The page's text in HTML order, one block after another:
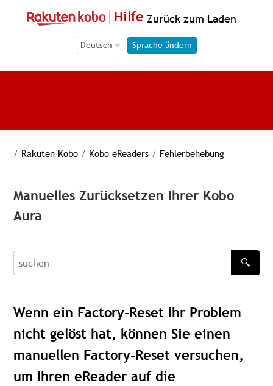
Hilfe Zurück zum Laden
Language Selection
Language Selection
Sprache ändern
/ Rakuten Kobo / Kobo eReaders / Fehlerbehebung
Manuelles Zurücksetzen Ihrer Kobo
Aura
recherche
🔍
Wenn ein Factory-Reset Ihr Problem
nicht gelöst hat, können Sie einen
manuellen Factory-Reset versuchen,
um Ihren eReader auf die